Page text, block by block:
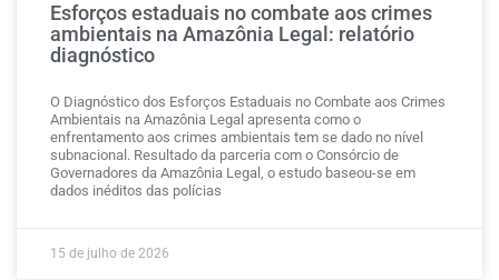
Esforços estaduais no combate aos crimes
ambientais na Amazônia Legal: relatório
diagnóstico
O Diagnóstico dos Esforços Estaduais no Combate aos Crimes
Ambientais na Amazônia Legal apresenta como o
enfrentamento aos crimes ambientais tem se dado no nível
subnacional. Resultado da parceria com o Consórcio de
Governadores da Amazônia Legal, o estudo baseou-se em
dados inéditos das polícias
15 de julho de 2026